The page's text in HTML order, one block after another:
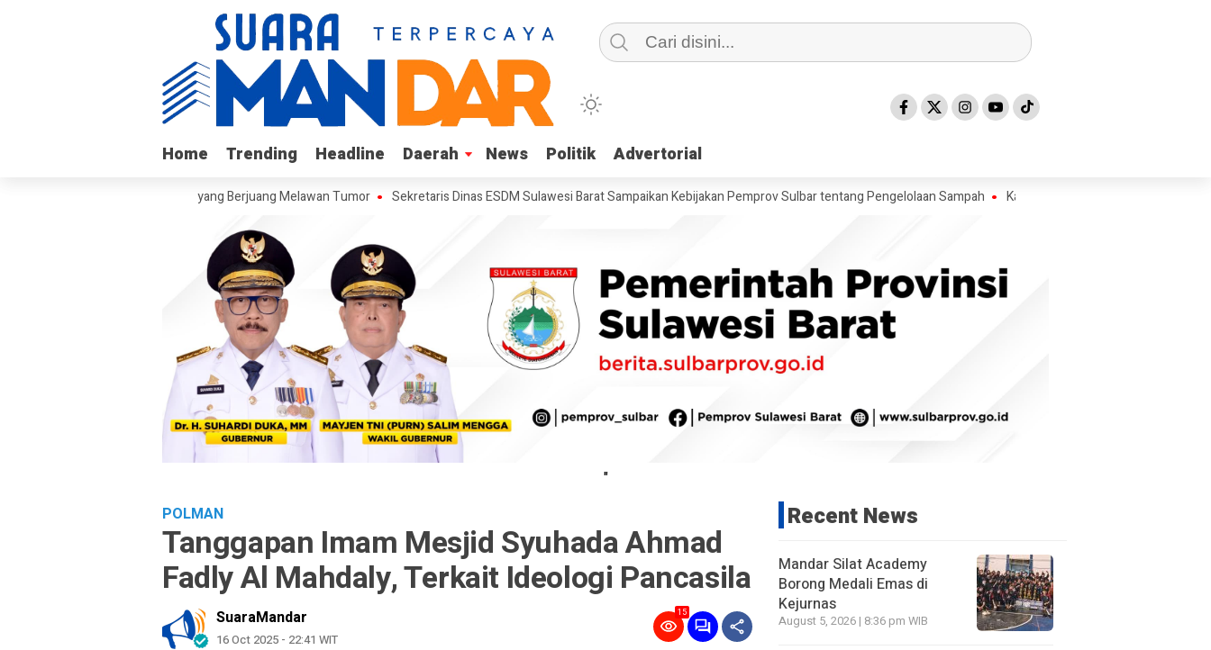
Home Trending Headline Daerah News Politik Advertorial
Home Trending Headline Daerah News Politik Advertorial
Arif, Remaja Kalukku yang Berjuang Melawan Tumor Sekretaris Dinas ESDM Sulawesi Barat Sampaikan Kebijakan Pemprov Sulbar tentang Pengelolaan Sampah Kadis ESDM Bujaeramy : Pentingnya
"
POLMAN
Tanggapan Imam Mesjid Syuhada Ahmad
Fadly Al Mahdaly, Terkait Ideologi Pancasila
SuaraMandar
16 Oct 2025 - 22:41 WIT
15
Recent News
Mandar Silat Academy
Borong Medali Emas di
Kejurnas
August 5, 2026 | 8:36 pm WIB